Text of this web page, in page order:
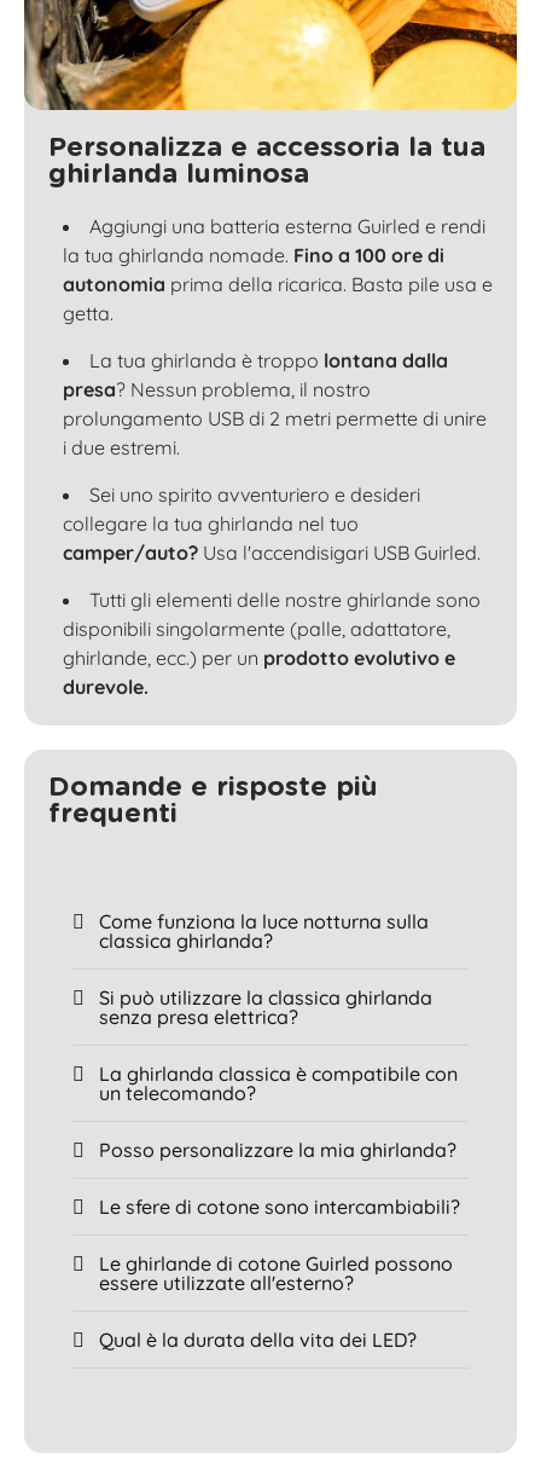
Personalizza e accessoria la tua
ghirlanda luminosa
Aggiungi una batteria esterna Guirled e rendi
la tua ghirlanda nomade. Fino a 100 ore di
autonomia prima della ricarica. Basta pile usa e
getta.
La tua ghirlanda è troppo lontana dalla
presa? Nessun problema, il nostro
prolungamento USB di 2 metri permette di unire
i due estremi.
Sei uno spirito avventuriero e desideri
collegare la tua ghirlanda nel tuo
camper/auto? Usa l'accendisigari USB Guirled.
Tutti gli elementi delle nostre ghirlande sono
disponibili singolarmente (palle, adattatore,
ghirlande, ecc.) per un prodotto evolutivo e
durevole.
Domande e risposte più
frequenti
Come funziona la luce notturna sulla
classica ghirlanda?
Si può utilizzare la classica ghirlanda
senza presa elettrica?
La ghirlanda classica è compatibile con
un telecomando?
Posso personalizzare la mia ghirlanda?
Le sfere di cotone sono intercambiabili?
Le ghirlande di cotone Guirled possono
essere utilizzate all'esterno?
Qual è la durata della vita dei LED?